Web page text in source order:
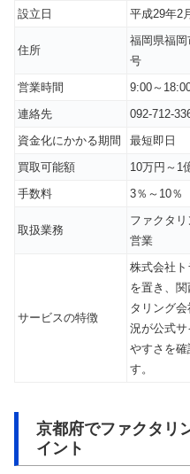
設立日
平成29年2
住所
福岡県福
号
営業時間
9:00～
連絡先
092-712-
資金化にかかる期間
最短即日
買取可能額
10万円～1
手数料
3％～10％
取扱業務
ファクタ
営業
サービスの特徴
株式会社
を置き、
タリング
況が公式
やすさを確
す。
京都府でファクタリ
イント